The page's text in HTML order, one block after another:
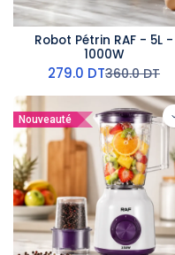
Robot Pétrin RAF - 5L -
1000W
279.0 DT360.0DT
Nouveauté